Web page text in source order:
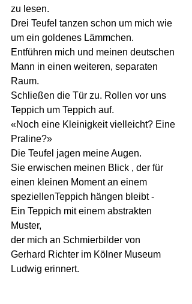
zu lesen.
Drei Teufel tanzen schon um mich wie
um ein goldenes Lämmchen.
Entführen mich und meinen deutschen
Mann in einen weiteren, separaten
Raum.
Schließen die Tür zu. Rollen vor uns
Teppich um Teppich auf.
«Noch eine Kleinigkeit vielleicht? Eine
Praline?»
Die Teufel jagen meine Augen.
Sie erwischen meinen Blick , der für
einen kleinen Moment an einem
speziellenTeppich hängen bleibt -
Ein Teppich mit einem abstrakten
Muster,
der mich an Schmierbilder von
Gerhard Richter im Kölner Museum
Ludwig erinnert.